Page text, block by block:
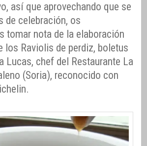
así que aprovechando que se
de celebración, os
tomar nota de la elaboración
los Raviolis de perdiz, boletus
Lucas, chef del Restaurante La
(Soria), reconocido con